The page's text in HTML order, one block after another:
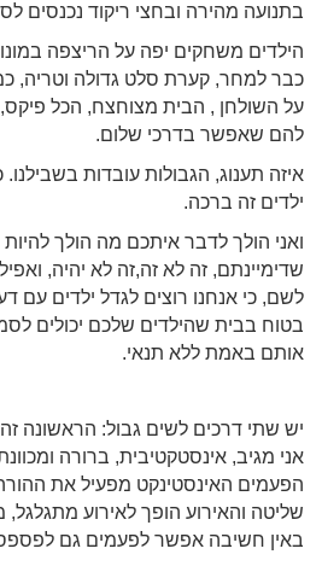
בתנועה מהירה ובחצי ריקוד נכנסים
הילדים משחקים יפה על הריצפה
כבר למחר, קערת סלט גדולה וטריה,
על השולחן , הבית מצוחצח, הכל
להם שאפשר בדרכי שלום.
איזה תענוג, הגבולות עובדות
ילדים זה ברכה.
ואני הולך לדבר איתכם מה הולך להיות
שדימיינתם, זה לא זה,זה לא יהיה,
לשם, כי אנחנו רוצים לגדל ילדים עם
בטוח בבית שהילדים שלכם יכולים
אותם באמת ללא תנאי.
יש שתי דרכים לשים גבול: הראשונה
אני מגיב, אינסטקטיבית, ברורה
הפעמים האינסטינקט מפעיל את
שליטה והאירוע הופך לאירוע
באין חשיבה אפשר לפעמים גם לפספס